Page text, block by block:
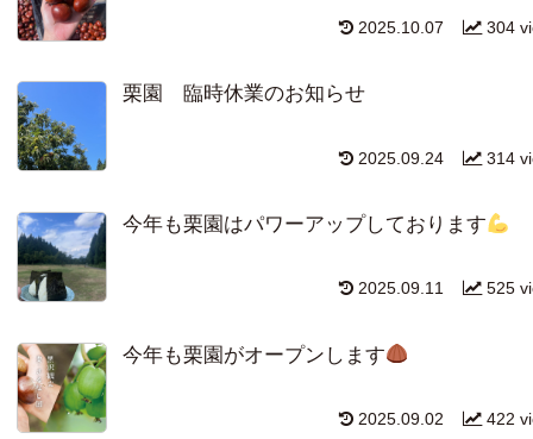
304
2025.10.07
栗園 臨時休業のお知らせ
314
2025.09.24
今年も栗園はパワーアップしております
525
2025.09.11
今年も栗園がオープンします
422
2025.09.02